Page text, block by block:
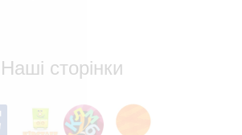
Наші сторінки